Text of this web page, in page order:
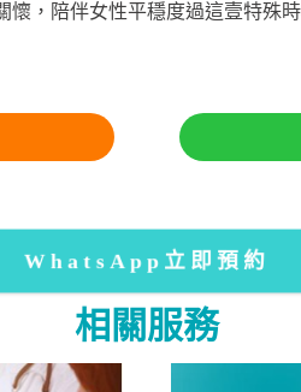
，陪伴女性平穩度過這壹特殊時
WhatsApp立即預約
相關服務